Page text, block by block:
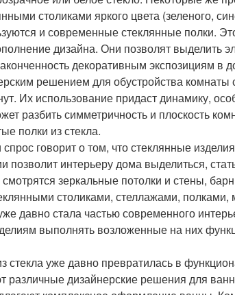
столиками яркого цвета (зеленого,
и современные стеклянные полки.
дизайна. Они позволят выделить
декоративным экспозициям в
решением для обустройства комнаты
Их использование придаст динамику,
разбить симметричность и плоскость
полки из стекла.
говорит о том, что стеклянные
позволит интерьеру дома выделиться,
зеркальные потолки и стены,
столиками, стеллажами,
давно стала частью современного
выполнять возложенные на них
стекла уже давно превратилась в
различные дизайнерские решения для